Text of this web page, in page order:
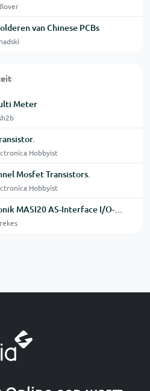
van Chinese PCBs
Meter
Hobbyist
Mosfet Transistors.
Hobbyist
AS-i bus Murr Elektronik MASI20 AS-Interface I/O-module 56440